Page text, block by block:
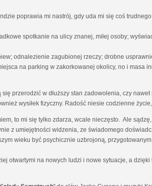
poprawia mi nastrój, gdy uda mi się coś
spotkanie na ulicy znanej, miłej osoby;
odnalezienie zagubionej rzeczy; drobne
na parking w zakorkowanej okolicy, no i masa
przerodzić w dłuższy stan zadowolenia, czy
wysiłek fizyczny. Radość niesie codzienne
to mi się tylko zdarza, wcale nieczęsto. Ale
z umiejętności widzenia, ze świadomego
wieku być psychicznie uzbrojoną,
otwartymi na nowych ludzi i nowe sytuacje, a